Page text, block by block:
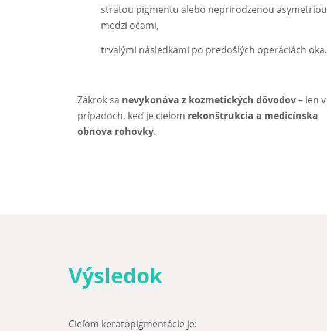
stratou pigmentu alebo neprirodzenou asymetriou
medzi očami,
trvalými následkami po predošlých operáciách oka.
Zákrok sa nevykonáva z kozmetických dôvodov– len v
prípadoch, keď je cieľom rekonštrukcia a medicínska
obnova rohovky.
Výsledok
Cieľom keratopigmentácie je: